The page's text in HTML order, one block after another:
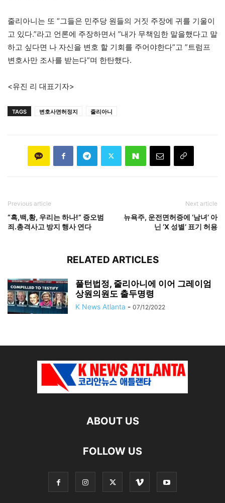
줄리아니는 또 “그들은 민주당 원들의 거짓 주장에 귀를 기울이
고 있다.”라고 언론에 주장하면서 ”내가 무책임한 말을했다고 말
하고 싶다면 나 자신을 변호 할 기회를 주어야한다”고 ”트럼프
변호사만 조사를 받는다”며 한탄했다.
<유진 리 대표기자>
TAGS 변호사면허정지 줄리아니
Previous article
“흑,백,황, 우리는 하나!” 증오범
죄.총격사고 방지 행사 연다
Next article
뉴욕주, 운전면허증에 ‘남녀’ 아
닌 ‘X 성별’ 표기 허용
RELATED ARTICLES
풀턴법정, 줄리아니에 이어 그레이엄
상원의원도 출두명령
K News Atlanta - 07/12/2022
ABOUT US
FOLLOW US